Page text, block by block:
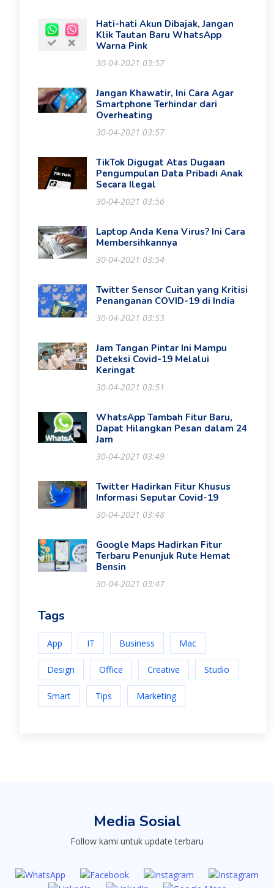
Hati-hati Akun Dibajak, Jangan
Klik Tautan Baru WhatsApp
Warna Pink
30-04-2021 03:57
Jangan Khawatir, Ini Cara Agar
Smartphone Terhindar dari
Overheating
30-04-2021 03:57
TikTok Digugat Atas Dugaan
Pengumpulan Data Pribadi Anak
Secara Ilegal
30-04-2021 03:56
Laptop Anda Kena Virus? Ini Cara
Membersihkannya
30-04-2021 03:54
Twitter Sensor Cuitan yang Kritisi
Penanganan COVID-19 di India
30-04-2021 03:53
Jam Tangan Pintar Ini Mampu
Deteksi Covid-19 Melalui
Keringat
30-04-2021 03:51
WhatsApp Tambah Fitur Baru,
Dapat Hilangkan Pesan dalam 24
Jam
30-04-2021 03:49
Twitter Hadirkan Fitur Khusus
Informasi Seputar Covid-19
30-04-2021 03:48
Google Maps Hadirkan Fitur
Terbaru Penunjuk Rute Hemat
Bensin
30-04-2021 03:47
Tags
App IT Business Mac
Design Office Creative Studio
Smart Tips Marketing
Media Sosial
Follow kami untuk update terbaru